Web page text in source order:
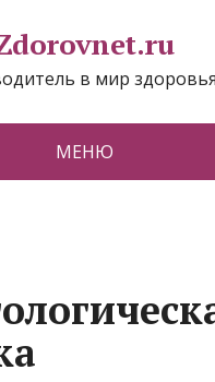
в мир здоровья
МЕНЮ